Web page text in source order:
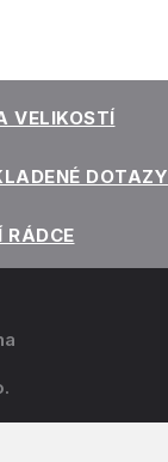
VELIKOSTÍ
DOTAZY
RÁDCE